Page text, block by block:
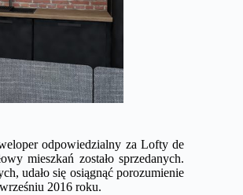
odpowiedzialny za Lofty de
mieszkań zostało sprzedanych.
udało się osiągnąć porozumienie
2016 roku.